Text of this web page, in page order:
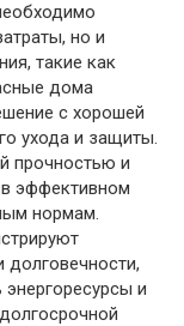
но и
такие как
дома
с хорошей
ухода и защиты.
прочностью и
эффективном
нормам.
долговечности,
и